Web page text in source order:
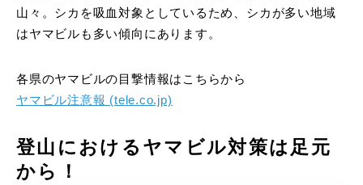
山々。シカを吸血対象としているため、シカが多い地域
はヤマビルも多い傾向にあります。
各県のヤマビルの目撃情報はこちらから
ヤマビル注意報 (tele.co.jp)
登山におけるヤマビル対策は足元
から！